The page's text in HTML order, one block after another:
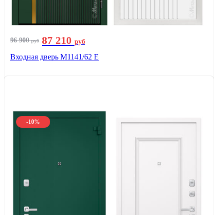
96 900руб 87 210 руб
Входная дверь М1141/62 Е
-10%